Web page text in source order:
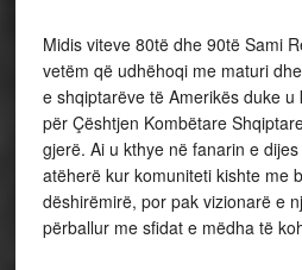
Midis viteve 80të dhe 90të Sami
vetëm që udhëhoqi me maturi
e shqiptarëve të Amerikës duke
për Çështjen Kombëtare
gjerë. Ai u kthye në fanarin e
atëherë kur komuniteti kishte me
dëshirëmirë, por pak vizionarë e
përballur me sfidat e mëdha të